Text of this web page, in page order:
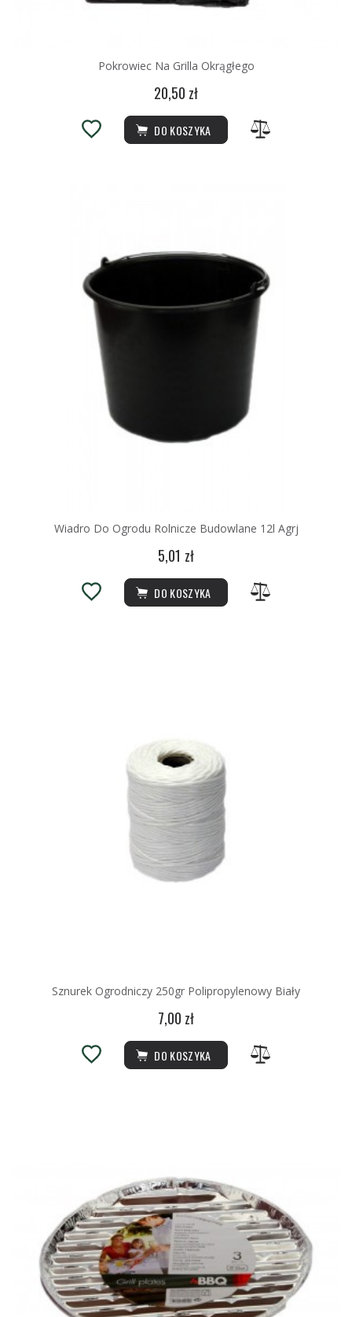
Pokrowiec Na Grilla Okrągłego
20,50 zł
DO KOSZYKA
Wiadro Do Ogrodu Rolnicze Budowlane 12l Agrj
5,01 zł
DO KOSZYKA
Sznurek Ogrodniczy 250gr Polipropylenowy Biały
7,00 zł
DO KOSZYKA